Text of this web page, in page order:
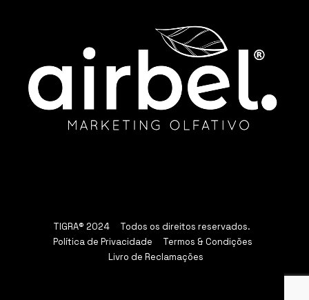
TIGRA® 2024 Todos os direitos reservados.
Política de Privacidade
Termos & Condições
Livro de Reclamações